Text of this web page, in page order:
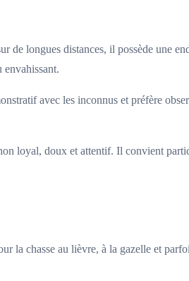
longues distances, il possède une
envahissant.
avec les inconnus et préfère
loyal, doux et attentif. Il convient
la chasse au lièvre, à la gazelle et